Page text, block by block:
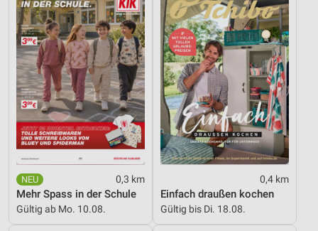
0,3 km
Mehr Spass in der Schule
Gültig ab Mo. 10.08.
0,4 km
Einfach draußen kochen
Gültig bis Di. 18.08.
IAB-Besonderheiten:
Verwendung genauer Standortdaten
Geräte anhand von aktiv angeforderten
Informationen identifizieren
Nicht-IAB-Verarbeitungszwecke:
Notwendig
Performance
Funktional
Werbung